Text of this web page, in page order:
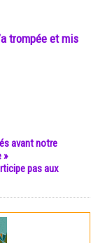
trompée et mis
avant notre
»
pas aux